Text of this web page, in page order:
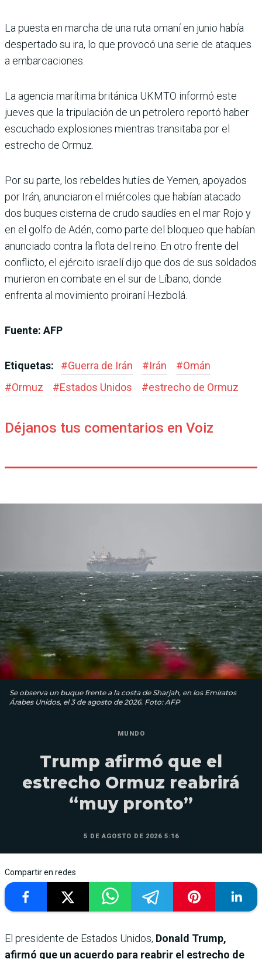
La puesta en marcha de una ruta omaní en junio había
despertado su ira, lo que provocó una serie de ataques
a embarcaciones.
La agencia marítima británica UKMTO informó este
jueves que la tripulación de un petrolero reportó haber
escuchado explosiones mientras transitaba por el
estrecho de Ormuz.
Por su parte, los rebeldes hutíes de Yemen, apoyados
por Irán, anunciaron el miércoles que habían atacado
dos buques cisterna de crudo saudíes en el mar Rojo y
en el golfo de Adén, como parte del bloqueo que habían
anunciado contra la flota del reino. En otro frente del
conflicto, el ejército israelí dijo que dos de sus soldados
murieron en combate en el sur de Líbano, donde
enfrenta al movimiento proiraní Hezbolá.
Fuente: AFP
Etiquetas: #Guerra de Irán #Irán #Omán
#Ormuz #Estados Unidos #estrecho de Ormuz
Déjanos tus comentarios en Voiz
Se observa un buque frente a la costa de Sharjah, en los Emiratos
Árabes Unidos, el 3 de agosto de 2026. Foto: AFP
MUNDO
Trump afirmó que el
estrecho Ormuz reabrirá
“muy pronto”
5 DE AGOSTO DE 2026 5:16
Compartir en redes
El presidente de Estados Unidos, Donald Trump,
afirmó que un acuerdo para reabrir el estrecho de